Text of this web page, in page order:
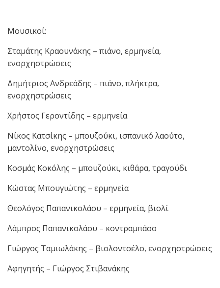
Μουσικοί:
Σταμάτης Κραουνάκης – πιάνο, ερμηνεία,
ενορχηστρώσεις
Δημήτριος Ανδρεάδης – πιάνο, πλήκτρα,
ενορχηστρώσεις
Χρήστος Γεροντίδης – ερμηνεία
Νίκος Κατσίκης – μπουζούκι, ισπανικό λαούτο,
μαντολίνο, ενορχηστρώσεις
Κοσμάς Κοκόλης – μπουζούκι, κιθάρα, τραγούδι
Κώστας Μπουγιώτης – ερμηνεία
Θεολόγος Παπανικολάου – ερμηνεία, βιολί
Λάμπρος Παπανικολάου – κοντραμπάσο
Γιώργος Ταμιωλάκης – βιολοντσέλο, ενορχηστρώσεις
Αφηγητής – Γιώργος Στιβανάκης